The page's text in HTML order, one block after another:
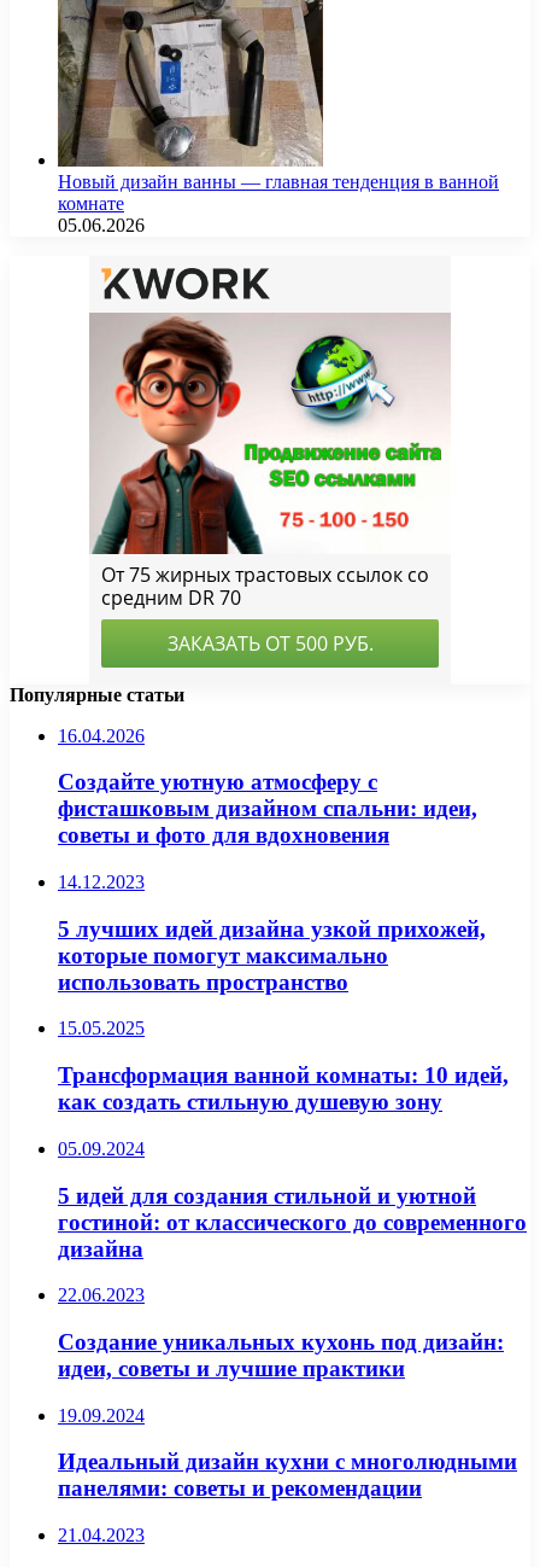
Новый дизайн ванны — главная тенденция в ванной
комнате
05.06.2026
Популярные статьи
16.04.2026
Создайте уютную атмосферу с
фисташковым дизайном спальни: идеи,
советы и фото для вдохновения
14.12.2023
5 лучших идей дизайна узкой прихожей,
которые помогут максимально
использовать пространство
15.05.2025
Трансформация ванной комнаты: 10 идей,
как создать стильную душевую зону
05.09.2024
5 идей для создания стильной и уютной
гостиной: от классического до современного
дизайна
22.06.2023
Создание уникальных кухонь под дизайн:
идеи, советы и лучшие практики
19.09.2024
Идеальный дизайн кухни с многолюдными
панелями: советы и рекомендации
21.04.2023